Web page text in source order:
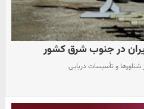
در جنوب شرق کشور
و تأسیسات دریایی